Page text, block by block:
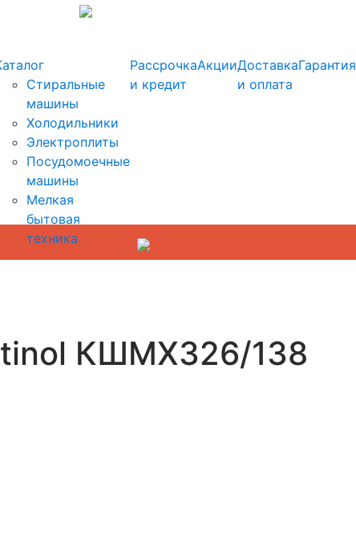
Стиральные
машины
Холодильники
Электроплиты
Посудомоечные
машины
Мелкая
бытовая
техника
Рассрочка
и кредит
АкцииДоставка
и оплата
Гарантия
КШМХ326/138